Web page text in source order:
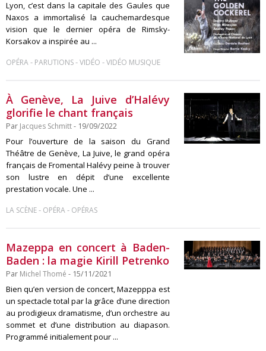
Lyon, c’est dans la capitale des Gaules que
Naxos a immortalisé la cauchemardesque
vision que le dernier opéra de Rimsky-
Korsakov a inspirée au ...
OPÉRA- PARUTIONS-VIDÉO -VIDÉO MUSIQUE
À Genève, La Juive d’Halévy
glorifie le chant français
Par Jacques Schmitt- 19/09/2022
Pour l’ouverture de la saison du Grand
Théâtre de Genève, La Juive, le grand opéra
français de Fromental Halévy peine à trouver
son lustre en dépit d’une excellente
prestation vocale. Une ...
LA SCÈNE- OPÉRA- OPÉRAS
Mazeppa en concert à Baden-
Baden : la magie Kirill Petrenko
Par Michel Thomé - 15/11/2021
Bien qu’en version de concert, Mazepppa est
un spectacle total par la grâce d’une direction
au prodigieux dramatisme, d’un orchestre au
sommet et d’une distribution au diapason.
Programmé initialement pour ...